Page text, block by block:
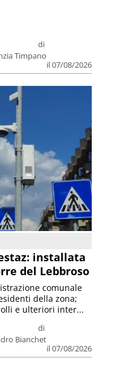
di
Timpano
il 07/08/2026
installata
del Lebbroso
di
Bianchet
il 07/08/2026
comunale
della zona;
e ulteriori inter...